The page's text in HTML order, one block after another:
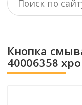
Кнопка
40006358